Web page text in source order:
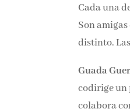
Cada una
respecto.
antoja muy
Guada
codirige un
colabora